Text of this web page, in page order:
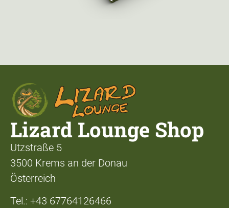
Lizard Lounge Shop
Utzstraße 5
3500 Krems an der Donau
Österreich
Tel.: +43 67764126466